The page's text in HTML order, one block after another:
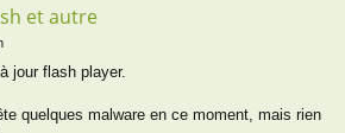
et autre
jour flash player.
quelques malware en ce moment, mais rien